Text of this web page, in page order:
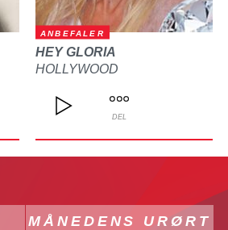
ANBEFALER
HEY GLORIA
HOLLYWOOD
DEL
MÅNEDENS URØRT